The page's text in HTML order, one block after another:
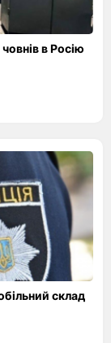
в Росію
склад